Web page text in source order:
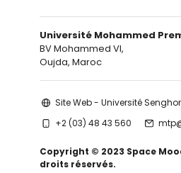
Université Mohammed
BV Mohammed VI,
Oujda, Maroc
Site Web - Université Senghor
+2 (03) 48 43 560
Copyright © 2023 Space
droits réservés.